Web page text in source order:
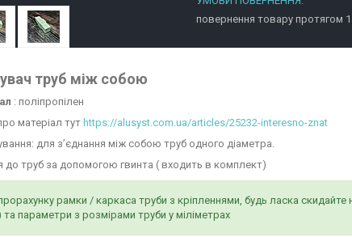
повернення товару протягом
труб між собою
: поліпропілен
матеріал тут https://alusyst.com.ua/articles/25232-interesno-znat
для з’єднання між собою труб одного діаметра.
до труб за допомогою гвинта ( входить в комплект)
рамки / каркаса труби з кріпленнями, будь ласка
та параметри з розмірами труби у міліметрах